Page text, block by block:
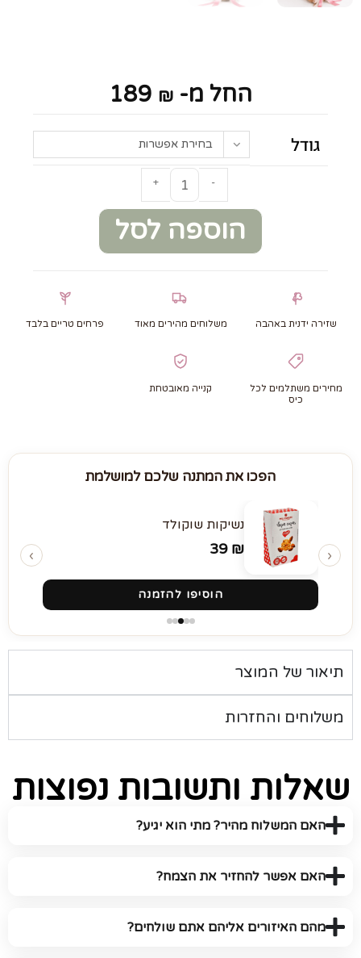
החל מ- 189 ₪
גודל בחירת אפשרות
-
+
הוספה לסל
שזירה ידנית באהבה משלוחים מהירים מאוד פרחים טריים בלבד
מחירים משתלמים לכל
כיס
קנייה מאובטחת
הפכו את המתנה שלכם למושלמת
‹
נשיקות שוקולד
39 ₪
הוסיפו להזמנה
›
תיאור של המוצר
משלוחים והחזרות
שאלות ותשובות נפוצות
האם המשלוח מהיר? מתי הוא יגיע?
האם אפשר להחזיר את הצמח?
מהם האיזורים אליהם אתם שולחים?